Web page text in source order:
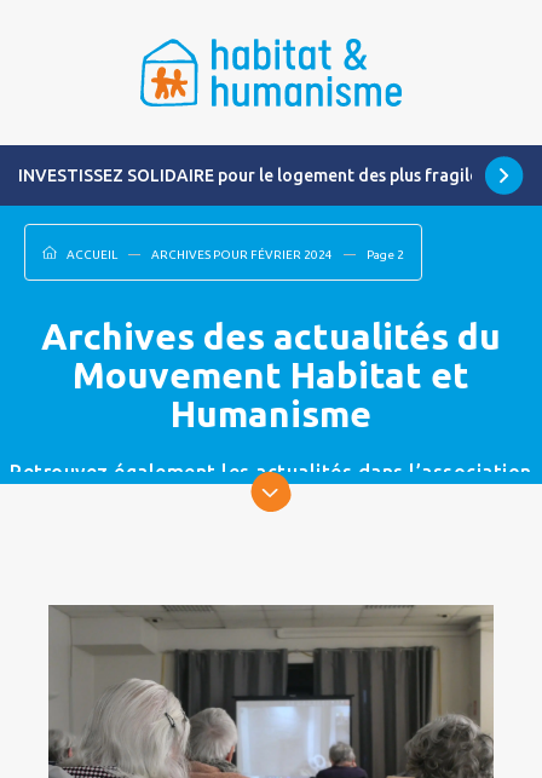
INVESTISSEZ SOLIDAIRE pour le logement des plus fragiles
ACCUEIL ARCHIVES POUR FÉVRIER 2024 Page 2
Archives des actualités du
Mouvement Habitat et
Humanisme
Retrouvez également les actualités dans l’association
la plus proche de chez vous.